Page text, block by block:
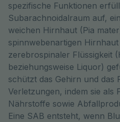
spezifische Funktionen
Subarachnoidalraum auf,
weichen Hirnhaut (Pia
spinnwebenartigen
zerebrospinaler Flüssigkeit
beziehungsweise Liquor)
schützt das Gehirn und das
Verletzungen, indem sie als
Nährstoffe sowie
Eine SAB entsteht, wenn